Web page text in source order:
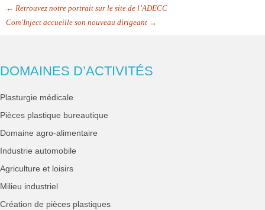
nouvelle presse Arburg
Golden 100T électrique
← Retrouvez notre portrait sur le site de l’ADECC
Com’Inject accueille son nouveau dirigeant →
DOMAINES D’ACTIVITÉS
Plasturgie médicale
Pièces plastique bureautique
Domaine agro-alimentaire
Industrie automobile
Agriculture et loisirs
Milieu industriel
Création de pièces plastiques